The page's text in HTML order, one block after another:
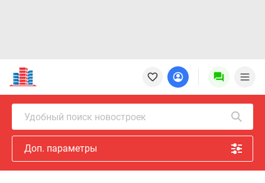
Новостройки
Квартиры
Ипотека
Новостройки
Москвы
Новостройки
Подмосковья
Новостройки
Удобный поиск новостроек
Доп. параметры